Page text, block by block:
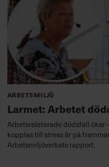
Arbetsmiljö
Larmet: Arbetet
Arbetsrelaterade dödsfall ökar
kopplas till stress är på
Arbetsmiljöverkets rapport.